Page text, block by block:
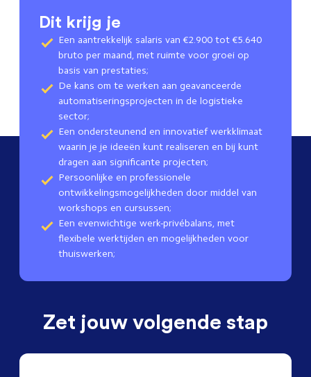
Dit krijg je
Een aantrekkelijk salaris van €2.900 tot €5.640
bruto per maand, met ruimte voor groei op
basis van prestaties;
De kans om te werken aan geavanceerde
automatiseringsprojecten in de logistieke
sector;
Een ondersteunend en innovatief werkklimaat
waarin je je ideeën kunt realiseren en bij kunt
dragen aan significante projecten;
Persoonlijke en professionele
ontwikkelingsmogelijkheden door middel van
workshops en cursussen;
Een evenwichtige werk-privébalans, met
flexibele werktijden en mogelijkheden voor
thuiswerken;
Zet jouw volgende stap